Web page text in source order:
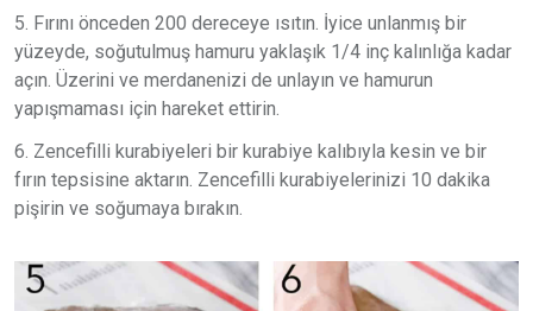
5. Fırını önceden 200 dereceye ısıtın. İyice unlanmış bir
yüzeyde, soğutulmuş hamuru yaklaşık 1/4 inç kalınlığa kadar
açın. Üzerini ve merdanenizi de unlayın ve hamurun
yapışmaması için hareket ettirin.
6. Zencefilli kurabiyeleri bir kurabiye kalıbıyla kesin ve bir
fırın tepsisine aktarın. Zencefilli kurabiyelerinizi 10 dakika
pişirin ve soğumaya bırakın.